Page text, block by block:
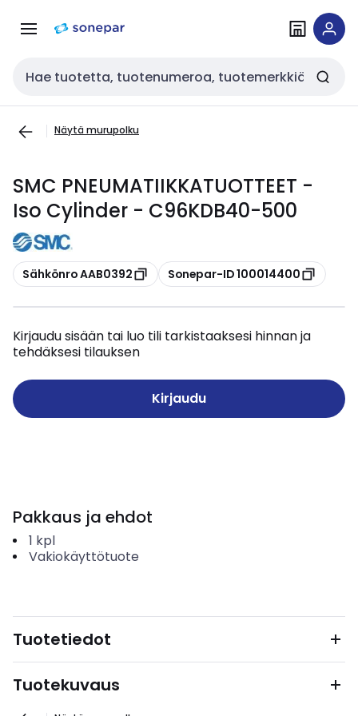
navigointiinsisältöön
Haku
Näytä murupolku
SMC PNEUMATIIKKATUOTTEET -
Iso Cylinder - C96KDB40-500
Kopioi
Sähkönro AAB0392 Kopioi
Sonepar-ID 100014400
Kirjaudu sisään tai luo tili tarkistaaksesi hinnan ja
tehdäksesi tilauksen
Kirjaudu
Pakkaus ja ehdot
1 kpl
Vakiokäyttötuote
Tuotetiedot
Tuotekuvaus